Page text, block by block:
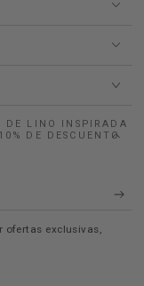
DE LINO INSPIRADA
DE DESCUENTO
ofertas exclusivas,